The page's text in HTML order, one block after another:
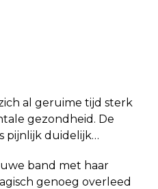
al geruime tijd sterk
gezondheid. De
pijnlijk duidelijk…
band met haar
genoeg overleed